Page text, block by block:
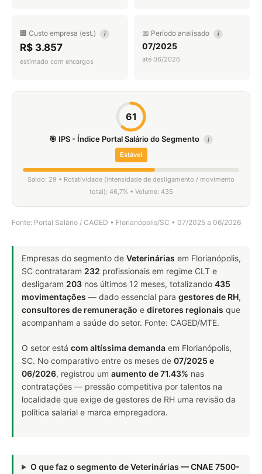
🏢 Custo empresa (est.) i
R$ 3.857
estimado com encargos
📅 Período analisado i
07/2025
até 06/2026
61
🎯 IPS - Índice Portal Salário do Segmento i
Estável
Saldo: 29 • Rotatividade (intensidade de desligamento / movimento
total): 46,7% • Volume: 435
Fonte: Portal Salário / CAGED • Florianópolis/SC • 07/2025 a 06/2026
Empresas do segmento de Veterinárias em Florianópolis,
SC contrataram 232 profissionais em regime CLT e
desligaram 203 nos últimos 12 meses, totalizando 435
movimentações — dado essencial para gestores de RH,
consultores de remuneração e diretores regionais que
acompanham a saúde do setor. Fonte: CAGED/MTE.
O setor está com altíssima demanda em Florianópolis,
SC. No comparativo entre os meses de 07/2025 e
06/2026, registrou um aumento de 71.43% nas
contratações — pressão competitiva por talentos na
localidade que exige de gestores de RH uma revisão da
política salarial e marca empregadora.
O que faz o segmento de Veterinárias — CNAE 7500-